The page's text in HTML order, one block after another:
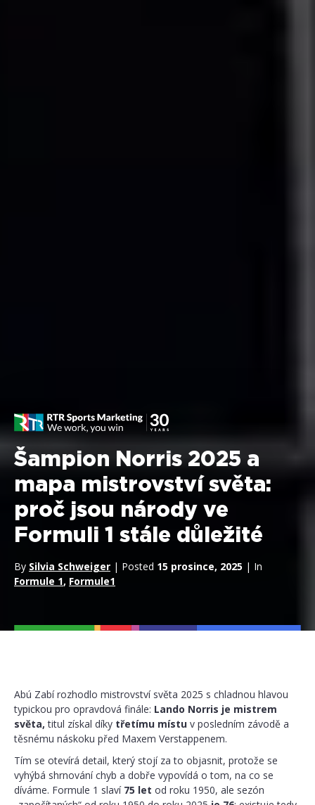
Šampion Norris 2025 a
mapa mistrovství světa:
proč jsou národy ve
Formuli 1 stále důležité
By Silvia Schweiger | Posted 15 prosince, 2025 | In
Formule 1, Formule1
Abú Zabí rozhodlo mistrovství světa 2025 s chladnou hlavou
typickou pro opravdová finále: Lando Norris je mistrem
světa, titul získal díky třetímu místu v posledním závodě a
těsnému náskoku před Maxem Verstappenem.
Tím se otevírá detail, který stojí za to objasnit, protože se
vyhýbá shrnování chyb a dobře vypovídá o tom, na co se
díváme. Formule 1 slaví 75 let od roku 1950, ale sezón